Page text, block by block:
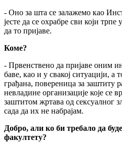
- Оно за шта се залажемо као
јесте да се охрабре сви који
да то пријаве.
Коме?
- Првенствено да пријаве оним
баве, као и у свакој ситуацији, а
грађана, повереница за заштиту
невладине организације које се
заштитом жртава од сексуалног
сада да их не набрајам.
Добро, али ко би требало да
факултету?